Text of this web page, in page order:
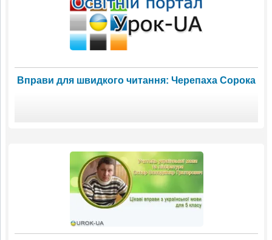
Вправи для швидкого читання: Черепаха Сорока